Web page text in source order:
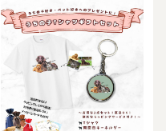
正何度でもOK！プレゼント ギ
フトに ♪ラッピングもあり！
犬好き、猫好き、うちの子好
きに！ギフトにも選ばれてい